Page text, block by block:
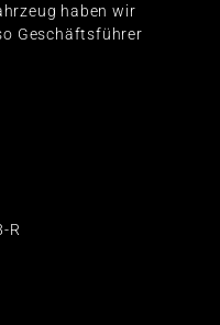
haben wir
Geschäftsführer
R